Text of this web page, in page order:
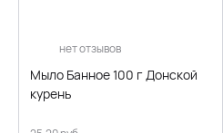
нет отзывов
Мыло Банное 100 г Донской
курень